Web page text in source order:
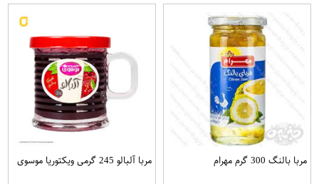
مربا بالنگ 300 گرم مهرام مربا آلبالو 245 گرمی ویکتوریا موسوی